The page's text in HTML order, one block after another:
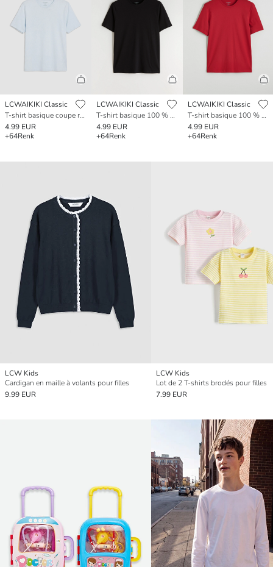
LCWAIKIKI Classic
T-shirt basique coupe régulière 100% coton
4.99 EUR
+64Renk
LCWAIKIKI Classic
T-shirt basique 100 % coton coupe régulière
4.99 EUR
+64Renk
LCWAIKIKI Classic
T-shirt basique 100 % coton coupe régulière
4.99 EUR
+64Renk
LCW Kids
Cardigan en maille à volants pour filles
9.99 EUR
LCW Kids
Lot de 2 T-shirts brodés pour filles
7.99 EUR